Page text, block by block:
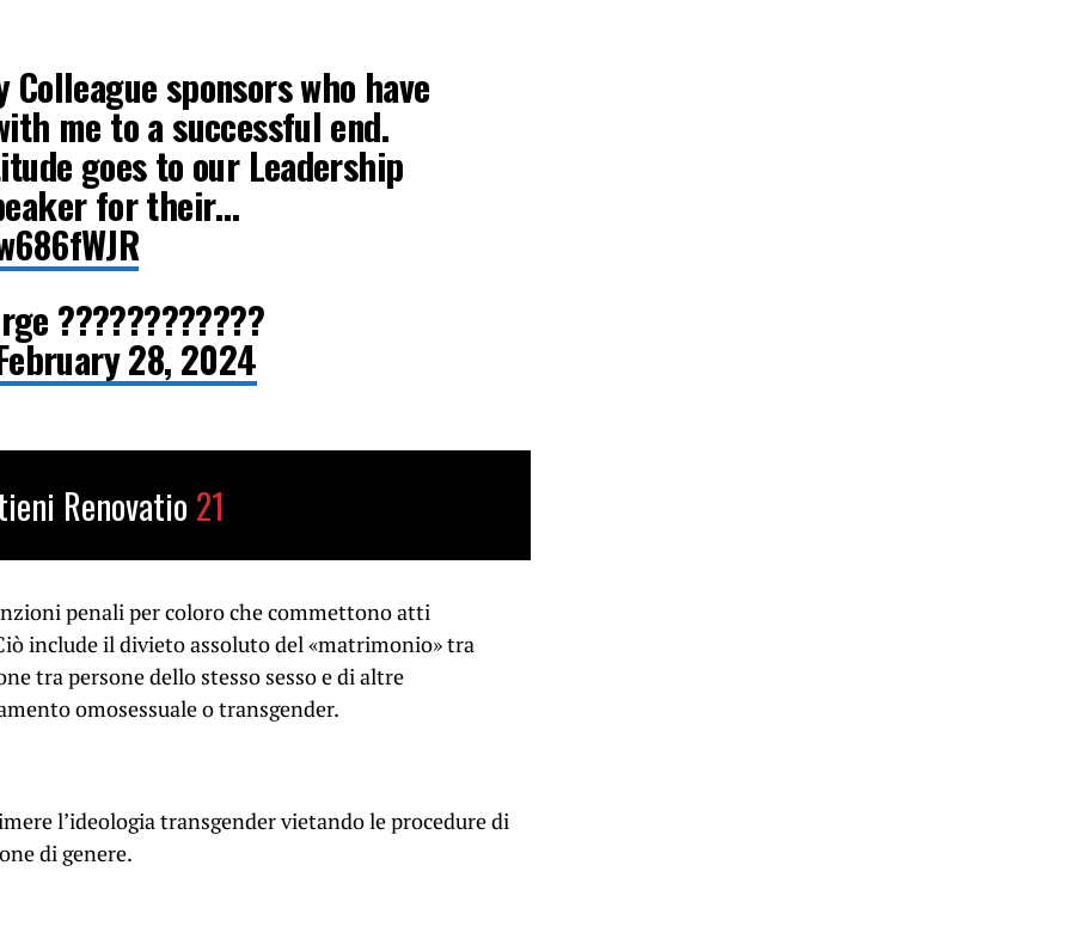
sponsors who have
me to a successful end.
goes to our Leadership
for their…
????????????
28, 2024
Renovatio 21
penali per coloro che commettono atti
include il divieto assoluto del «matrimonio» tra
tra persone dello stesso sesso e di altre
omosessuale o transgender.
l’ideologia transgender vietando le procedure di
di genere.